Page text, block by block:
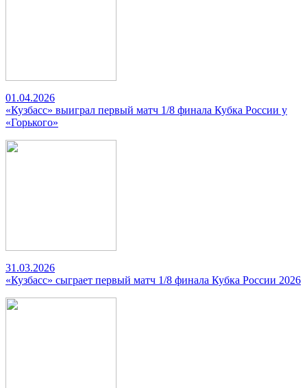
01.04.2026
«Кузбасс» выиграл первый матч 1/8 финала Кубка России у
«Горького»
31.03.2026
«Кузбасс» сыграет первый матч 1/8 финала Кубка России 2026